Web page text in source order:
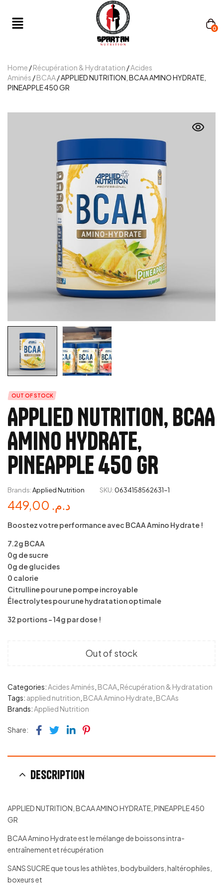
0
Home /Récupération & Hydratation /Acides
Aminés /BCAA/ APPLIED NUTRITION, BCAA AMINO HYDRATE,
PINEAPPLE 450 GR
OUT OF STOCK
APPLIED NUTRITION, BCAA
AMINO HYDRATE,
PINEAPPLE 450 GR
Brands:Applied Nutrition SKU: 0634158562631-1
د.م.
Boostez votre performance avec BCAA Amino Hydrate !
7.2g BCAA
0g de sucre
0g de glucides
0 calorie
Citrulline pour une pompe incroyable
Électrolytes pour une hydratation optimale
32 portions – 14g par dose !
Out of stock
Categories:Acides Aminés BCAA Récupération & Hydratation
Tags: applied nutrition BCAA Amino Hydrate BCAAs
Brands:Applied Nutrition
Share: Facebook
TwitterLinkedin
Pinterest
Description
APPLIED NUTRITION, BCAA AMINO HYDRATE, PINEAPPLE 450
GR
BCAA Amino Hydrate est le mélange de boissons intra-
entraînement et récupération
SANS SUCRE que tous les athlètes, bodybuilders, haltérophiles,
boxeurs et